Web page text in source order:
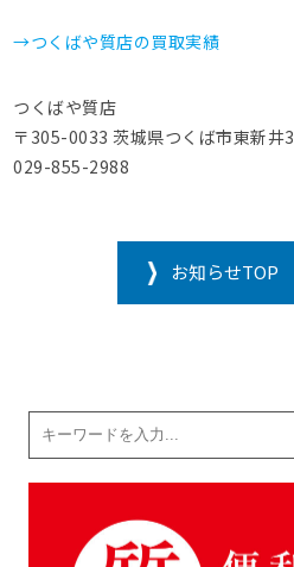
→つくばや質店の買取実績
つくばや質店
〒305-0033 茨城県つくば市東新
029-855-2988
お知らせTOP